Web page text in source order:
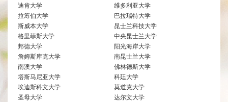
迪肯大学
维多利亚大学
拉筹伯大学
巴拉瑞特大学
斯威本大学
昆士兰科技大学
格里菲斯大学
中央昆士兰大学
邦德大学
阳光海岸大学
詹姆斯库克大学
南昆士兰大学
南澳大学
佛林德斯大学
塔斯马尼亚大学
科廷大学
埃迪斯科文大学
莫道克大学
圣母大学
达尔文大学